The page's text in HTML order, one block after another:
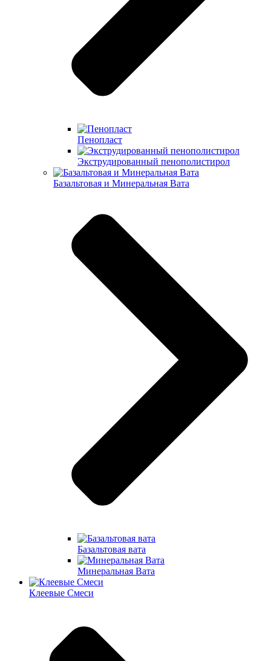
Пенопласт
Экструдированный пенополистирол
Базальтовая и Минеральная Вата
Базальтовая вата
Минеральная Вата
Клеевые Смеси